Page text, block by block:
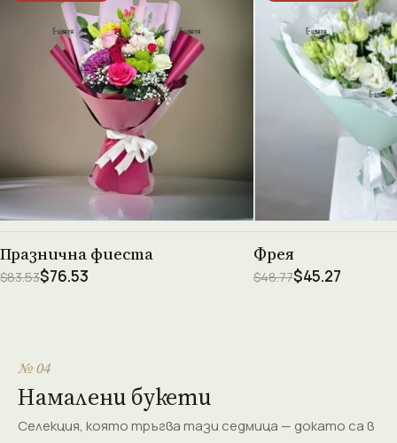
Празнична фиеста
$83.53$76.53
Фрея
$48.77$45.27
№ 04
Намалени букети
Селекция, която тръгва тази седмица — докато са в